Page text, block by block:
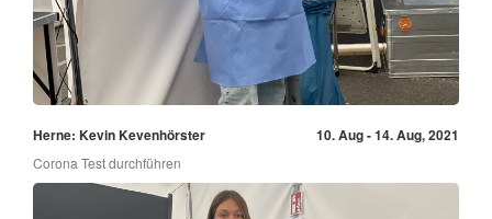
Herne: Kevin Kevenhörster 10. Aug - 14. Aug, 2021
Corona Test durchführen